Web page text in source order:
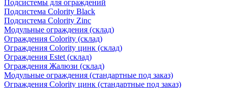
Подсистемы для ограждений
Подсистема Colority Black
Подсистема Colority Zinc
Модульные ограждения (склад)
Ограждения Colority (склад)
Ограждения Colority цинк (склад)
Ограждения Estet (склад)
Ограждения Жалюзи (склад)
Модульные ограждения (стандартные под заказ)
Ограждения Colority цинк (стандартные под заказ)